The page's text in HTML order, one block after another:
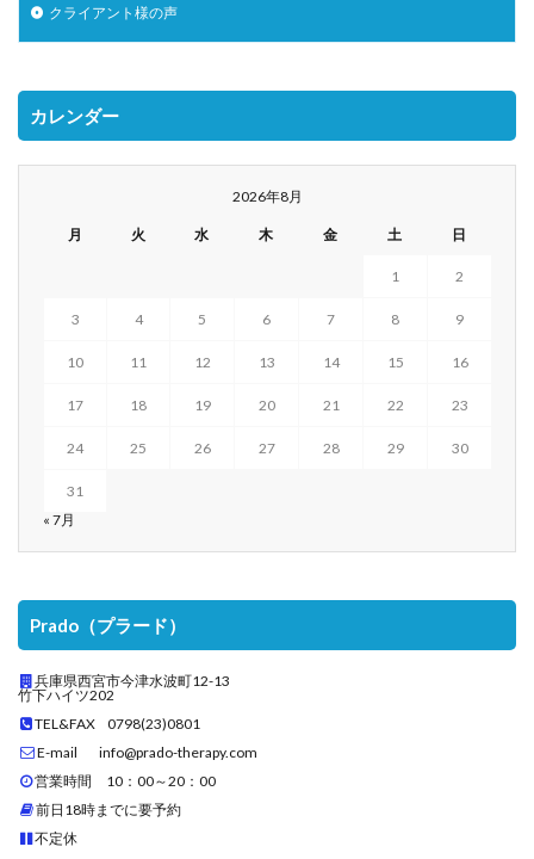
クライアント様の声
カレンダー
2026年8月
月 火 水 木 金 土 日
1 2
3 4 5 6 7 8 9
10 11 12 13 14 15 16
17 18 19 20 21 22 23
24 25 26 27 28 29 30
31
« 7月
Prado（プラード）
兵庫県西宮市今津水波町12-13
竹下ハイツ202
TEL&FAX 0798(23)0801
E-mail info@prado-therapy.com
営業時間 10：00～20：00
前日18時までに要予約
不定休